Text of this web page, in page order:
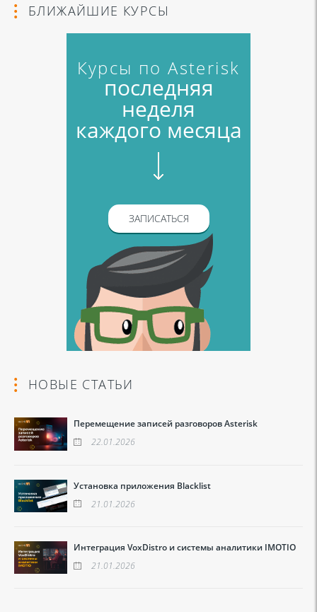
БЛИЖАЙШИЕ КУРСЫ
Курсы по Asterisk
последняя
неделя
каждого месяца
ЗАПИСАТЬСЯ
НОВЫЕ СТАТЬИ
Перемещение записей разговоров Asterisk
22.01.2026
Установка приложения Blacklist
21.01.2026
Интеграция VoxDistro и системы аналитики IMOTIO
21.01.2026